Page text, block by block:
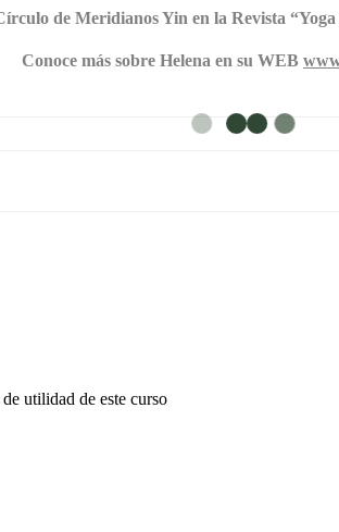
de Meridianos Yin en la Revista “Yoga
Conoce más sobre Helena en su WEB
utilidad de este curso